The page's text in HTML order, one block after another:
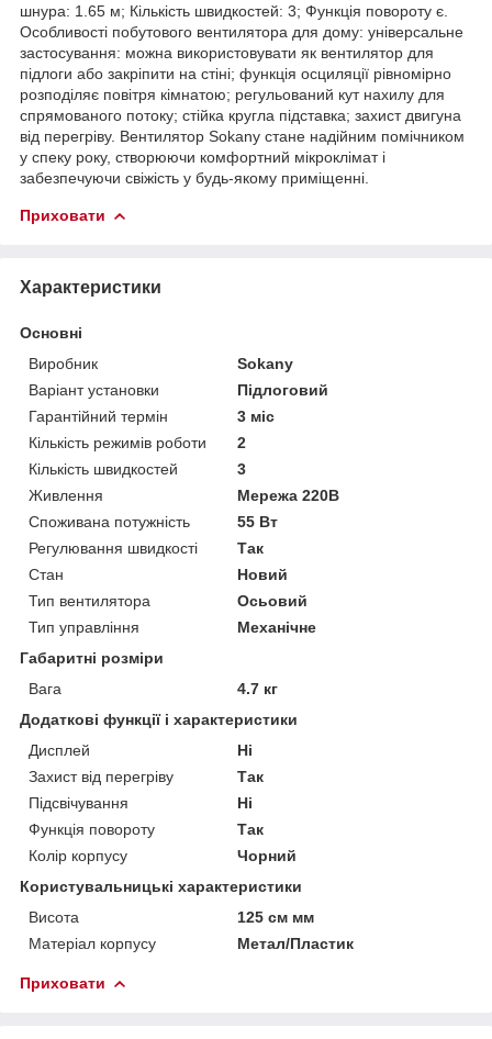
шнура: 1.65 м; Кількість швидкостей: 3; Функція повороту є.
Особливості побутового вентилятора для дому: універсальне
застосування: можна використовувати як вентилятор для
підлоги або закріпити на стіні; функція осциляції рівномірно
розподіляє повітря кімнатою; регульований кут нахилу для
спрямованого потоку; стійка кругла підставка; захист двигуна
від перегріву. Вентилятор Sokany стане надійним помічником
у спеку року, створюючи комфортний мікроклімат і
забезпечуючи свіжість у будь-якому приміщенні.
Приховати
Характеристики
Основні
Виробник
Sokany
Варіант установки
Підлоговий
Гарантійний термін
3 міс
Кількість режимів роботи
2
Кількість швидкостей
3
Живлення
Мережа 220В
Споживана потужність
55 Вт
Регулювання швидкості
Так
Стан
Новий
Тип вентилятора
Осьовий
Тип управління
Механічне
Габаритні розміри
Вага
4.7 кг
Додаткові функції і характеристики
Дисплей
Ні
Захист від перегріву
Так
Підсвічування
Ні
Функція повороту
Так
Колір корпусу
Чорний
Користувальницькі характеристики
Висота
125 см мм
Матеріал корпусу
Метал/Пластик
Приховати